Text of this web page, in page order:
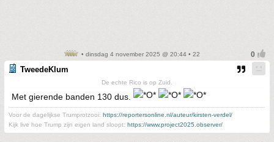
• dinsdag 4 november 2025 @ 20:44 • 22
TweedeKlum
De echte Rico is op Zuid.
Met gierende banden 130 dus.
Voor de dagelijkse Trumprotzooi: https://reportersonline.nl/auteur/kirsten-verdel/
Kijk live hoe Trump zijn eigen land sloopt: https://www.project2025.observer/